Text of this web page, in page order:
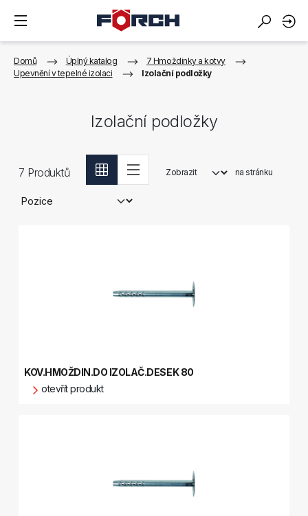
Domů Úplný katalog
7 Hmoždinky a kotvy
Upevnění v tepelné izolaci
Izolační podložky
Izolační podložky
7 Produktů Zobrazit na stránku
KOV.HMOŽDIN.DO IZOLAČ.DESEK 80
otevřít produkt